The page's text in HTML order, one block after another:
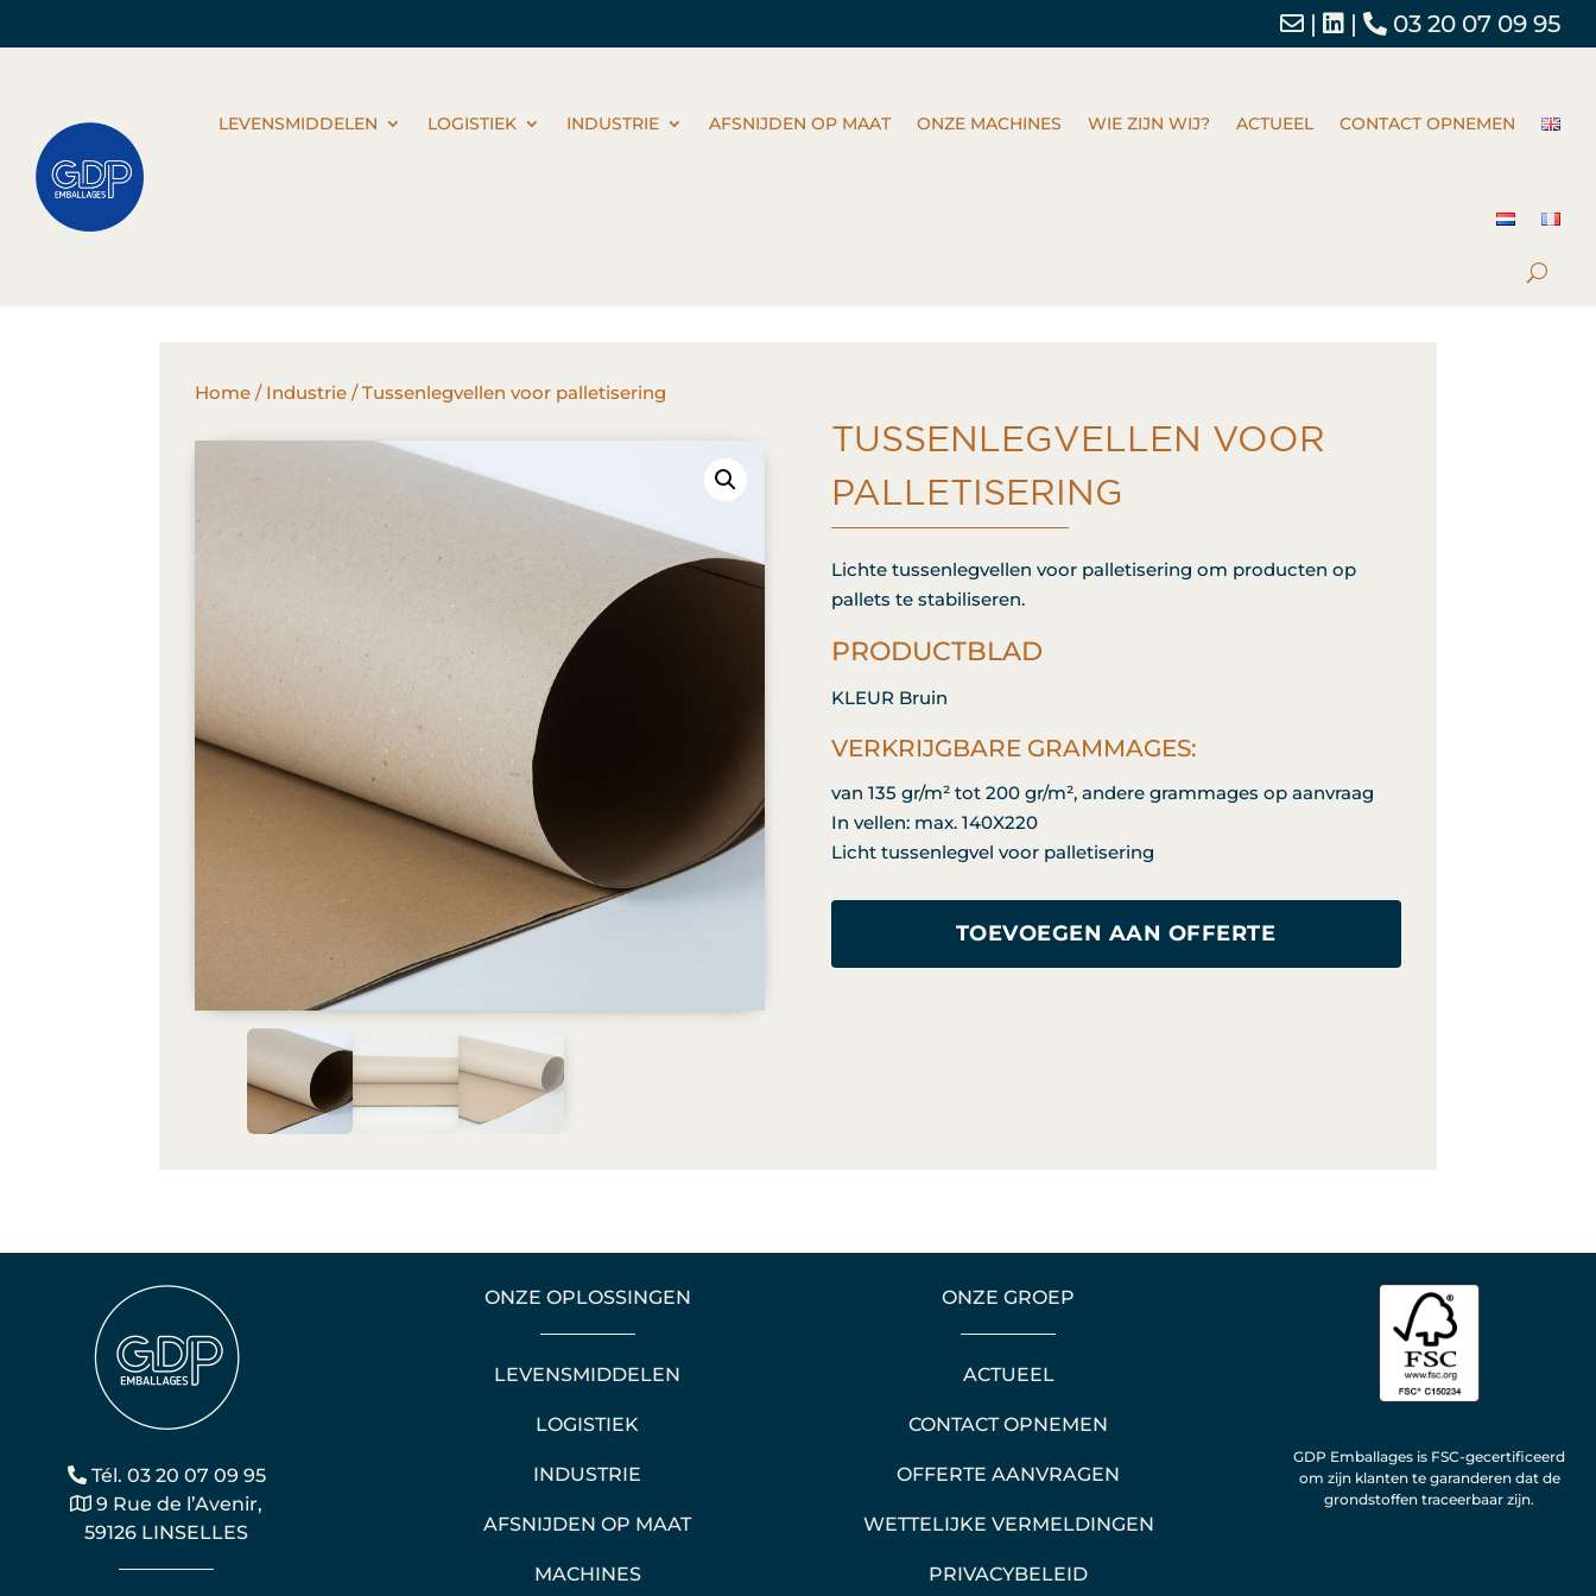
| | 03 20 07 09 95
LEVENSMIDDELEN LOGISTIEK INDUSTRIE AFSNIJDEN OP MAAT ONZE MACHINES WIE ZIJN WIJ? ACTUEEL CONTACT OPNEMEN
Home / Industrie / Tussenlegvellen voor palletisering
TUSSENLEGVELLEN VOOR
PALLETISERING
Lichte tussenlegvellen voor palletisering om producten op
pallets te stabiliseren.
PRODUCTBLAD
KLEUR Bruin
VERKRIJGBARE GRAMMAGES:
van 135 gr/m² tot 200 gr/m², andere grammages op aanvraag
In vellen: max. 140X220
Licht tussenlegvel voor palletisering
TOEVOEGEN AAN OFFERTE
Tél. 03 20 07 09 95
9 Rue de l’Avenir,
59126 LINSELLES
ONZE OPLOSSINGEN
LEVENSMIDDELEN
LOGISTIEK
INDUSTRIE
AFSNIJDEN OP MAAT
MACHINES
ONZE GROEP
ACTUEEL
CONTACT OPNEMEN
OFFERTE AANVRAGEN
WETTELIJKE VERMELDINGEN
PRIVACYBELEID
GDP Emballages is FSC-gecertificeerd
om zijn klanten te garanderen dat de
grondstoffen traceerbaar zijn.